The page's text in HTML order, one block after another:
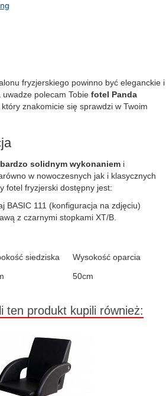
fryzjerskiego powinno być eleganckie i
polecam Tobie fotel Panda
, który znakomicie się sprawdzi w Twoim
solidnym wykonaniem i
w nowoczesnych jak i klasycznych
fotel fryzjerski dostępny jest:
BASIC 111 (konfiguracja na zdjęciu)
z czarnymi stopkami XT/B.
siedziska
Wysokość oparcia
50cm
ten produkt kupili również: